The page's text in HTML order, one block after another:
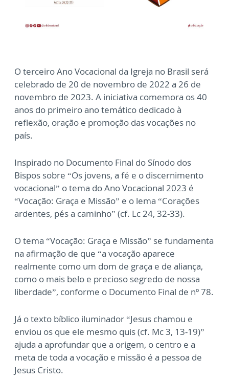
O terceiro Ano Vocacional da Igreja no Brasil será
celebrado de 20 de novembro de 2022 a 26 de
novembro de 2023. A iniciativa comemora os 40
anos do primeiro ano temático dedicado à
reflexão, oração e promoção das vocações no
país.
Inspirado no Documento Final do Sínodo dos
Bispos sobre “Os jovens, a fé e o discernimento
vocacional” o tema do Ano Vocacional 2023 é
“Vocação: Graça e Missão” e o lema “Corações
ardentes, pés a caminho” (cf. Lc 24, 32-33).
O tema “Vocação: Graça e Missão” se fundamenta
na afirmação de que “a vocação aparece
realmente como um dom de graça e de aliança,
como o mais belo e precioso segredo de nossa
liberdade”, conforme o Documento Final de nº 78.
Já o texto bíblico iluminador “Jesus chamou e
enviou os que ele mesmo quis (cf. Mc 3, 13-19)”
ajuda a aprofundar que a origem, o centro e a
meta de toda a vocação e missão é a pessoa de
Jesus Cristo.